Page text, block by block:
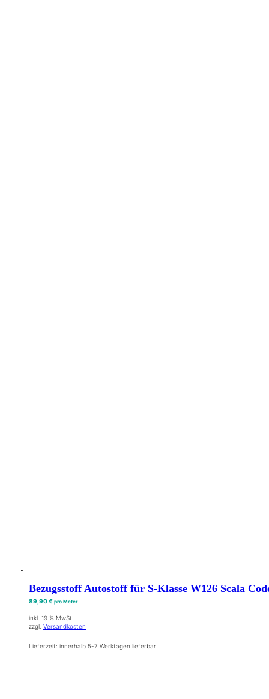
Bezugsstoff Autostoff für S-Klasse W126 Scala
89,90€ pro Meter
inkl. 19 % MwSt.
zzgl. Versandkosten
Lieferzeit: innerhalb 5-7 Werktagen lieferbar